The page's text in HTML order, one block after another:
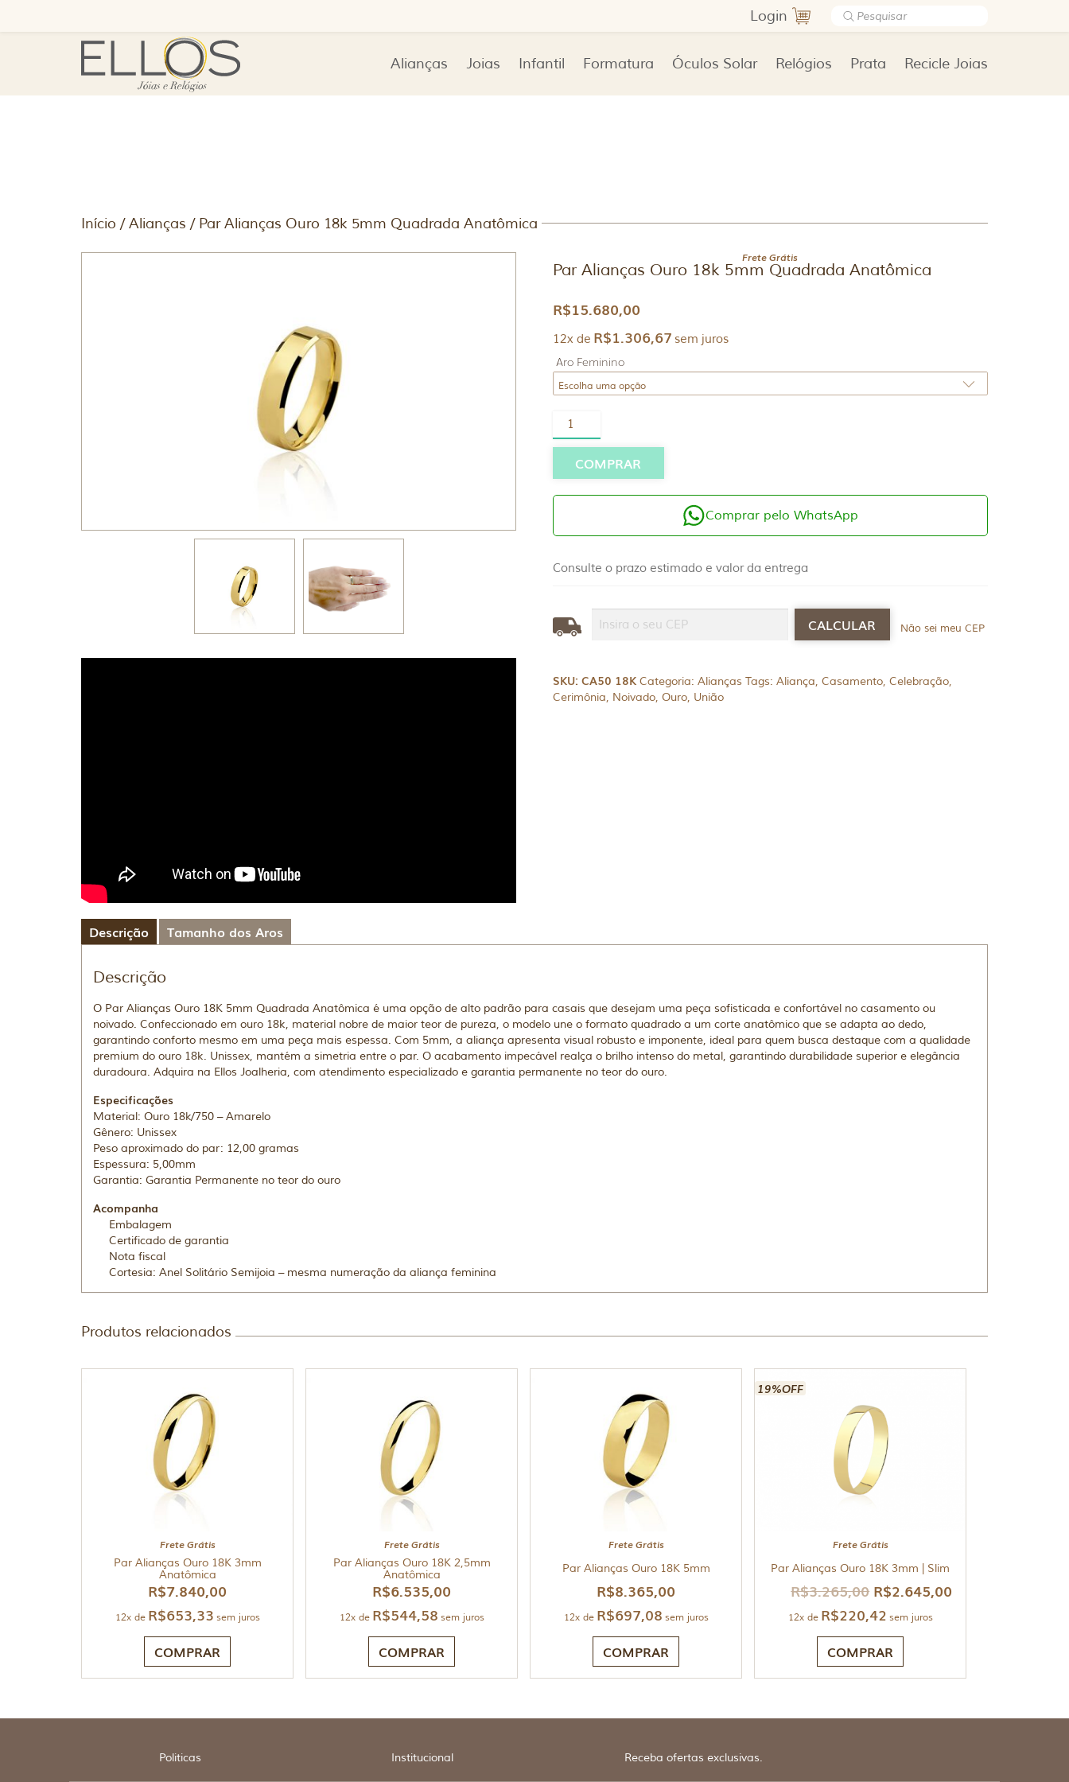
Login
Alianças Joias Infantil Formatura Óculos Solar Relógios Prata Recicle Joias
Início /Alianças / Par Alianças Ouro 18k 5mm Quadrada Anatômica
Frete Grátis
Par Alianças Ouro 18k 5mm Quadrada Anatômica
R$15.680,00
12x de R$1.306,67 sem juros
Aro Feminino
Alianças
Ouro
Anatômica
COMPRAR
Comprar pelo WhatsApp
Consulte o prazo estimado e valor da entrega
Não sei meu CEP
SKU: CA50 18K Categoria: Alianças Tags: Aliança, Casamento, Celebração,
Cerimônia, Noivado, Ouro, União
Descrição Tamanho dos Aros
Descrição
O Par Alianças Ouro 18K 5mm Quadrada Anatômica é uma opção de alto padrão para casais que desejam uma peça sofisticada e confortável no casamento ou
noivado. Confeccionado em ouro 18k, material nobre de maior teor de pureza, o modelo une o formato quadrado a um corte anatômico que se adapta ao dedo,
garantindo conforto mesmo em uma peça mais espessa. Com 5mm, a aliança apresenta visual robusto e imponente, ideal para quem busca destaque com a qualidade
premium do ouro 18k. Unissex, mantém a simetria entre o par. O acabamento impecável realça o brilho intenso do metal, garantindo durabilidade superior e elegância
duradoura. Adquira na Ellos Joalheria, com atendimento especializado e garantia permanente no teor do ouro.
Especificações
Material: Ouro 18k/750 – Amarelo
Gênero: Unissex
Peso aproximado do par: 12,00 gramas
Espessura: 5,00mm
Garantia: Garantia Permanente no teor do ouro
Acompanha
Embalagem
Certificado de garantia
Nota fiscal
Cortesia: Anel Solitário Semijoia – mesma numeração da aliança feminina
Produtos relacionados
Frete Grátis
Par Alianças Ouro 18K 3mm
Anatômica
R$7.840,00
12x de R$653,33 sem juros
COMPRAR
Frete Grátis
Par Alianças Ouro 18K 2,5mm
Anatômica
R$6.535,00
12x de R$544,58 sem juros
COMPRAR
Frete Grátis
Par Alianças Ouro 18K 5mm
R$8.365,00
12x de R$697,08 sem juros
COMPRAR
19%OFF
Frete Grátis
Par Alianças Ouro 18K 3mm | Slim
R$3.265,00 R$2.645,00
12x de R$220,42 sem juros
COMPRAR
Politicas Institucional Receba ofertas exclusivas.